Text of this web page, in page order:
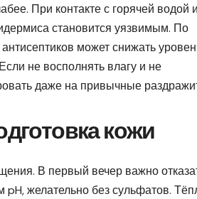
При контакте с горячей водой и
становится уязвимым. По
может снижать
не восполнять влагу и не
даже на привычные
кожи
В первый вечер важно
желательно без сульфатов.